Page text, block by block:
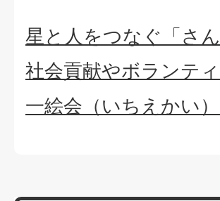
星と人をつなぐ「さ
社会貢献やボランテ
一絵会（いちえかい